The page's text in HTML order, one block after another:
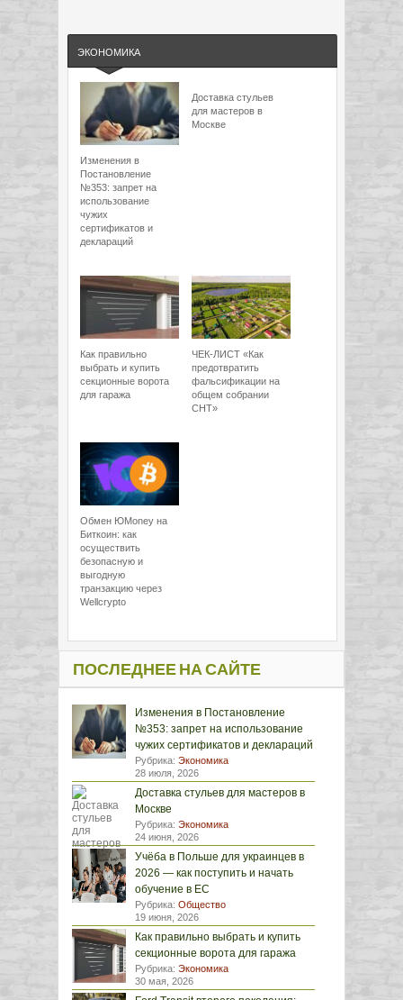
ЭКОНОМИКА
Изменения в
Постановление
№353: запрет на
использование
чужих
сертификатов и
деклараций
Доставка стульев
для мастеров в
Москве
Как правильно
выбрать и купить
секционные ворота
для гаража
ЧЕК-ЛИСТ «Как
предотвратить
фальсификации на
общем собрании
СНТ»
Обмен ЮMoney на
Биткоин: как
осуществить
безопасную и
выгодную
транзакцию через
Wellcrypto
ПОСЛЕДНЕЕ НА САЙТЕ
Изменения в Постановление
№353: запрет на использование
чужих сертификатов и деклараций
Рубрика: Экономика
28 июля, 2026
Доставка стульев для мастеров в
Москве
Рубрика: Экономика
24 июня, 2026
Учёба в Польше для украинцев в
2026 — как поступить и начать
обучение в ЕС
Рубрика: Общество
19 июня, 2026
Как правильно выбрать и купить
секционные ворота для гаража
Рубрика: Экономика
30 мая, 2026